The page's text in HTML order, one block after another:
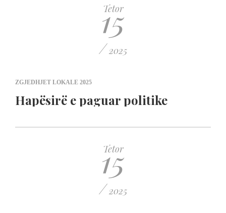
Tetor
15
/ 2025
ZGJEDHJET LOKALE 2025
Hapësirë e paguar politike
Tetor
15
/ 2025